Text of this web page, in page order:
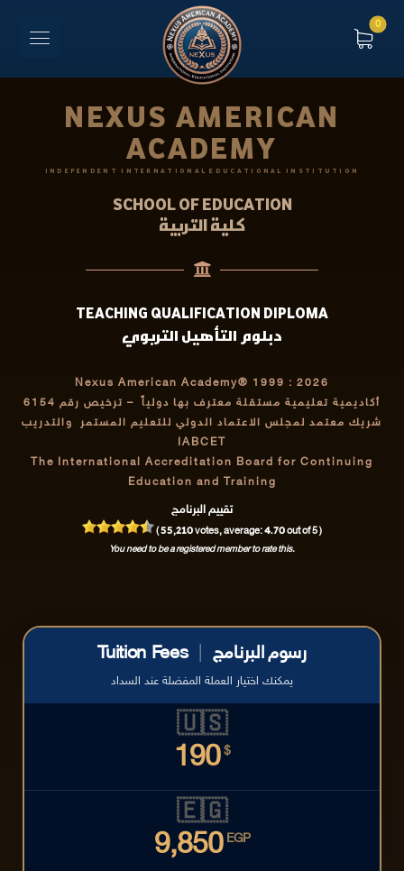
NEXUS AMERICAN
ACADEMY
INDEPENDENT INTERNATIONAL EDUCATIONAL INSTITUTION
SCHOOL OF EDUCATION
كلية التربية
TEACHING QUALIFICATION DIPLOMA
دبلوم التأهيل التربوي
Nexus American Academy® 1999 : 2026
أكاديمية تعليمية مستقلة معترف بها دولياً
– ترخيص رقم 6154
شريك معتمد لمجلس الاعتماد الدولي للتعليم المستمر والتدريب
IABCET
The International Accreditation Board for Continuing
Education and Training
تقييم البرنامج
(55,210votes, average:4.70out of 5 )
You need to be a registered member to rate this.
Tuition Fees رسوم البرنامج
يمكنك اختيار العملة المفضلة عند السداد
🇺🇸
190 $
🇪🇬
9,850 EGP